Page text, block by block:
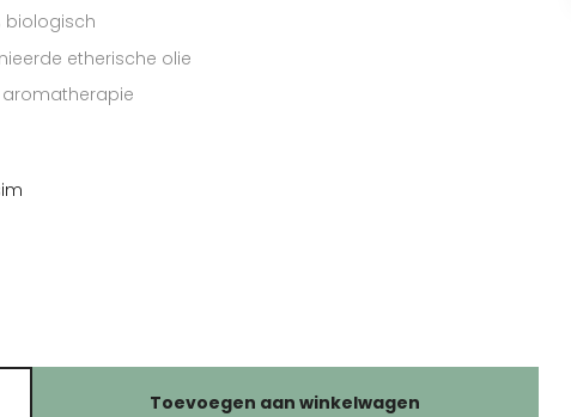
biologisch
etherische olie
Toevoegen aan winkelwagen